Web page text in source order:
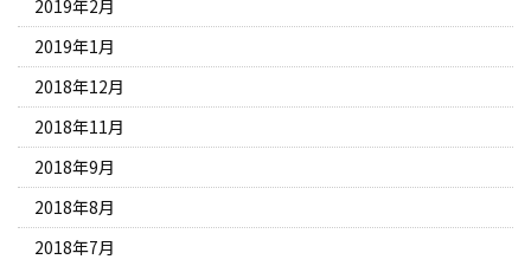
2019年2月
2019年1月
2018年12月
2018年11月
2018年9月
2018年8月
2018年7月